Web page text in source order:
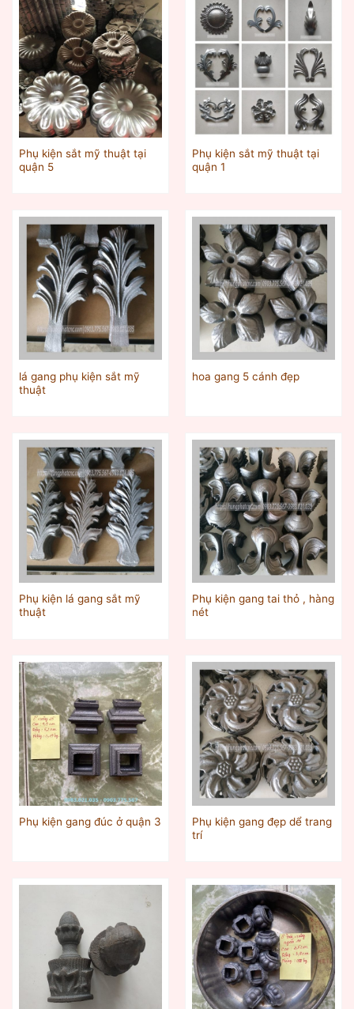
Phụ kiện sắt mỹ thuật tại
quận 5
Phụ kiện sắt mỹ thuật tại
quận 1
lá gang phụ kiện sắt mỹ
thuật
hoa gang 5 cánh đẹp
Phụ kiện lá gang sắt mỹ
thuật
Phụ kiện gang tai thỏ , hàng
nét
Phụ kiện gang đúc ở quận 3
Phụ kiện gang đẹp dể trang
trí